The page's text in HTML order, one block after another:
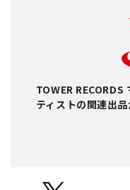
TOWER
ティストの関連出